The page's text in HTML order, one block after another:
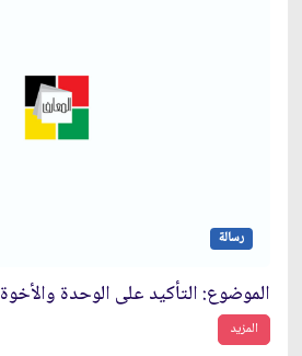
رسالة
الموضوع: التأكيد على الوحدة والأخوة
المزيد